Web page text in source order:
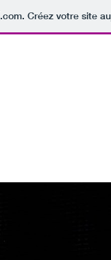
.com. Créez votre site